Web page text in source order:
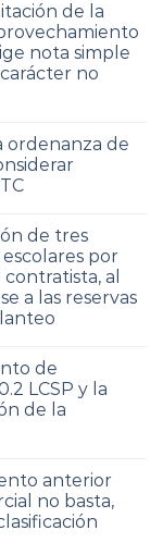
de la
nota simple
no
ordenanza de
de tres
por
al
a las reservas
de
LCSP y la
de la
anterior
no basta,